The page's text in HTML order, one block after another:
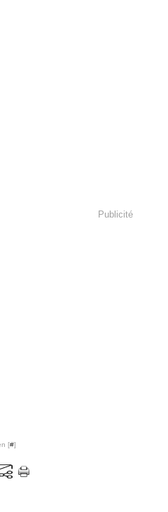
Publicité
[#]